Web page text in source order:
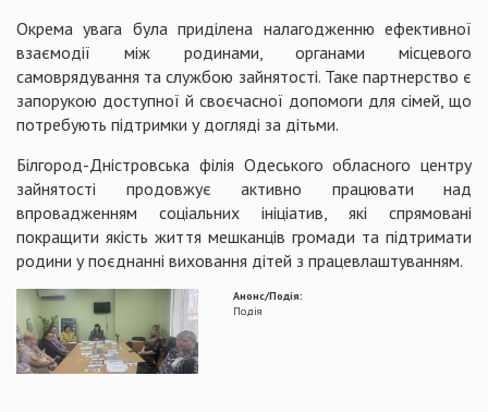
Окрема увага була приділена налагодженню ефективної
взаємодії між родинами, органами місцевого
самоврядування та службою зайнятості. Таке партнерство є
запорукою доступної й своєчасної допомоги для сімей, що
потребують підтримки у догляді за дітьми.
Білгород-Дністровська філія Одеського обласного центру
зайнятості продовжує активно працювати над
впровадженням соціальних ініціатив, які спрямовані
покращити якість життя мешканців громади та підтримати
родини у поєднанні виховання дітей з працевлаштуванням.
Анонс/Подія:
Подія